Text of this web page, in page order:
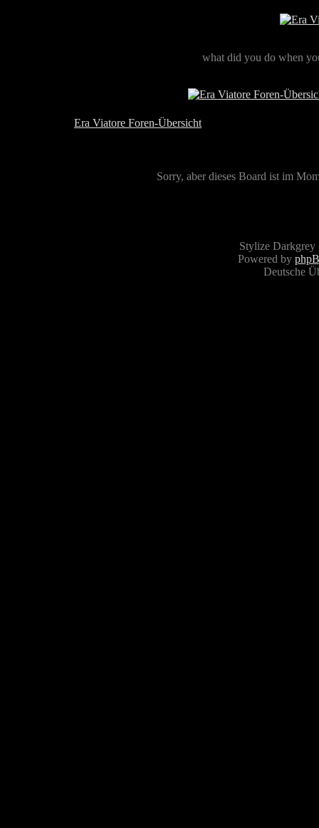
what did you do when
Era Viatore Foren-Übersicht
Sorry, aber dieses Board ist im
Stylize
Powered by
Deutsche